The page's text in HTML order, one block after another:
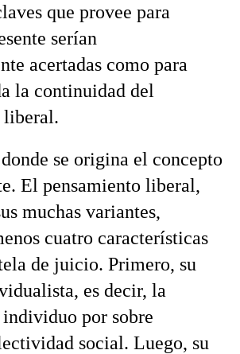
que provee para
serían
acertadas como para
la continuidad del
liberal.
se origina el concepto
El pensamiento liberal,
muchas variantes,
cuatro características
de juicio. Primero, su
es decir, la
por sobre
social. Luego, su